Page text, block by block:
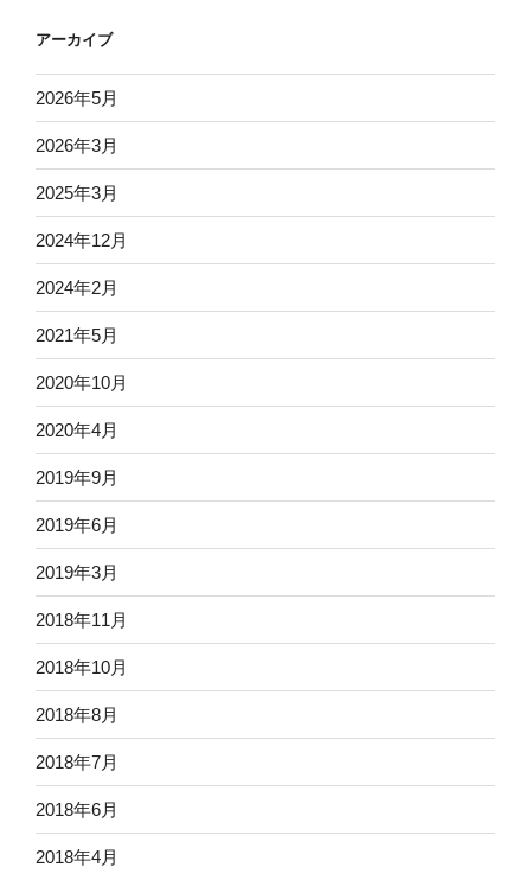
アーカイブ
2026年5月
2026年3月
2025年3月
2024年12月
2024年2月
2021年5月
2020年10月
2020年4月
2019年9月
2019年6月
2019年3月
2018年11月
2018年10月
2018年8月
2018年7月
2018年6月
2018年4月